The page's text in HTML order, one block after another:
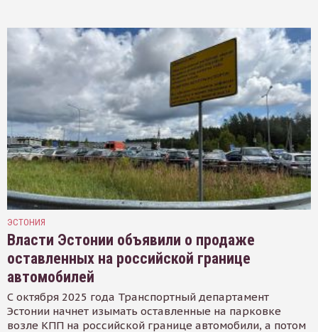
ЭСТОНИЯ
Власти Эстонии объявили о продаже
оставленных на российской границе
автомобилей
С октября 2025 года Транспортный департамент
Эстонии начнет изымать оставленные на парковке
возле КПП на российской границе автомобили, а потом